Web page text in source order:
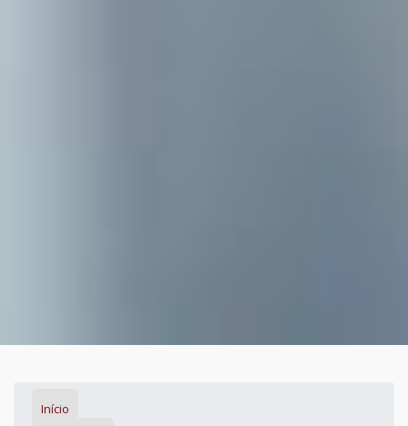
Início